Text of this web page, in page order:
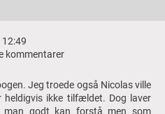
kommentarer
Jeg troede også Nicolas ville
heldigvis ikke tilfældet. Dog laver
godt kan forstå men som